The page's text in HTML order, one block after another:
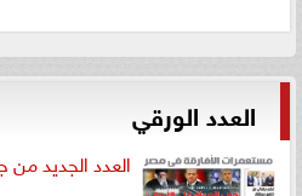
العدد الورقي
العدد الجديد من